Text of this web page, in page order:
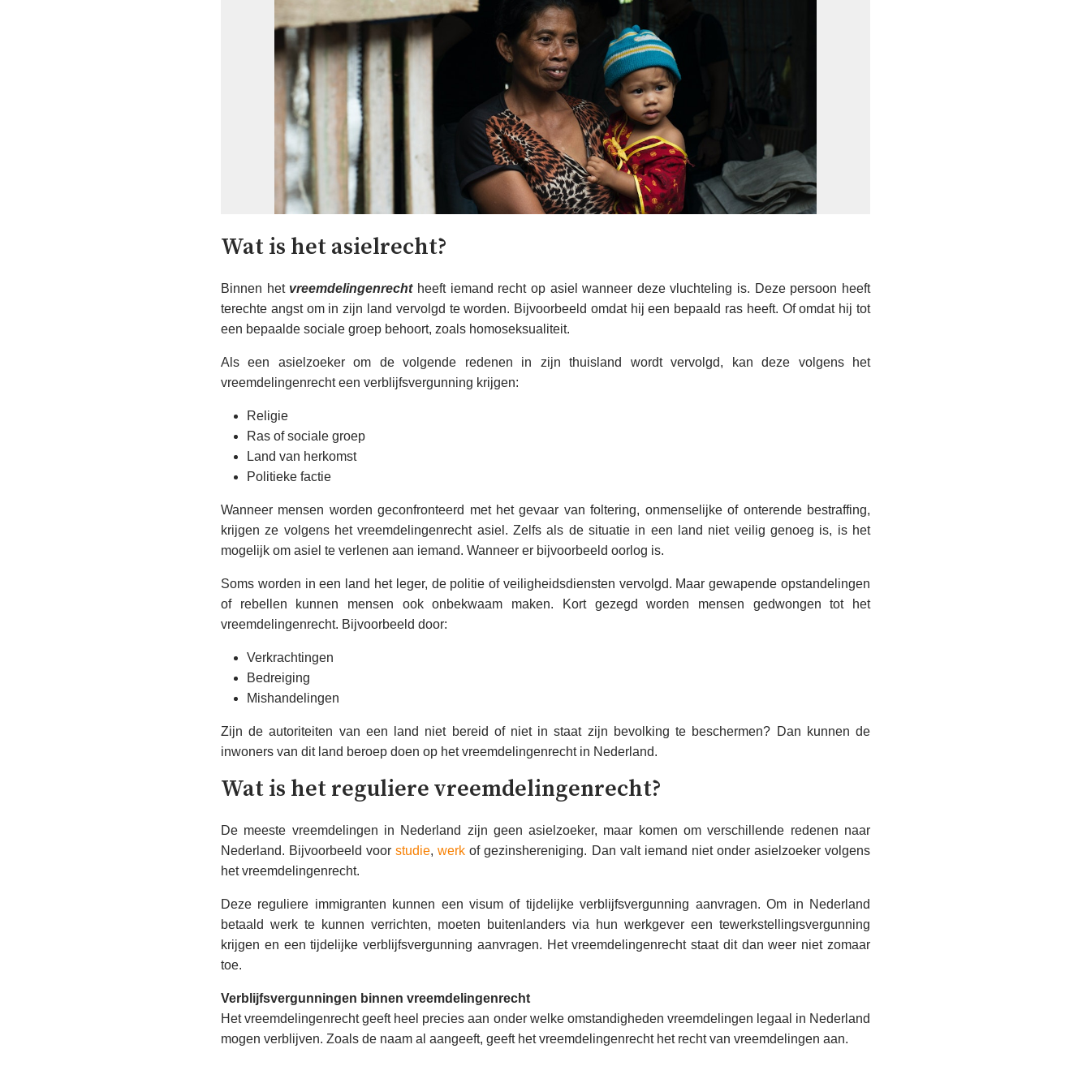
Wat is het asielrecht?
Binnen het vreemdelingenrechtheeft iemand recht op asiel wanneer deze vluchteling is. Deze persoon heeft
terechte angst om in zijn land vervolgd te worden. Bijvoorbeeld omdat hij een bepaald ras heeft. Of omdat hij tot
een bepaalde sociale groep behoort, zoals homoseksualiteit.
Als een asielzoeker om de volgende redenen in zijn thuisland wordt vervolgd, kan deze volgens het
vreemdelingenrecht een verblijfsvergunning krijgen:
Religie
Ras of sociale groep
Land van herkomst
Politieke factie
Wanneer mensen worden geconfronteerd met het gevaar van foltering, onmenselijke of onterende bestraffing,
krijgen ze volgens het vreemdelingenrecht asiel. Zelfs als de situatie in een land niet veilig genoeg is, is het
mogelijk om asiel te verlenen aan iemand. Wanneer er bijvoorbeeld oorlog is.
Soms worden in een land het leger, de politie of veiligheidsdiensten vervolgd. Maar gewapende opstandelingen
of rebellen kunnen mensen ook onbekwaam maken. Kort gezegd worden mensen gedwongen tot het
vreemdelingenrecht. Bijvoorbeeld door:
Verkrachtingen
Bedreiging
Mishandelingen
Zijn de autoriteiten van een land niet bereid of niet in staat zijn bevolking te beschermen? Dan kunnen de
inwoners van dit land beroep doen op het vreemdelingenrecht in Nederland.
Wat is het reguliere vreemdelingenrecht?
De meeste vreemdelingen in Nederland zijn geen asielzoeker, maar komen om verschillende redenen naar
Nederland. Bijvoorbeeld voorstudie,werk of gezinshereniging. Dan valt iemand niet onder asielzoeker volgens
het vreemdelingenrecht.
Deze reguliere immigranten kunnen een visum of tijdelijke verblijfsvergunning aanvragen. Om in Nederland
betaald werk te kunnen verrichten, moeten buitenlanders via hun werkgever een tewerkstellingsvergunning
krijgen en een tijdelijke verblijfsvergunning aanvragen. Het vreemdelingenrecht staat dit dan weer niet zomaar
toe.
Verblijfsvergunningen binnen vreemdelingenrecht
Het vreemdelingenrecht geeft heel precies aan onder welke omstandigheden vreemdelingen legaal in Nederland
mogen verblijven. Zoals de naam al aangeeft, geeft het vreemdelingenrecht het recht van vreemdelingen aan.